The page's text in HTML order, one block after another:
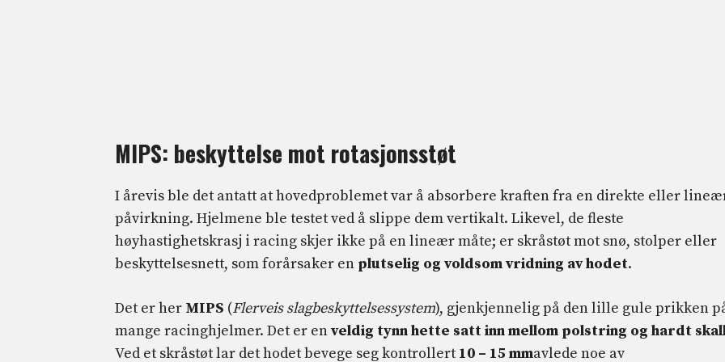
MIPS: beskyttelse mot rotasjonsstøt
I årevis ble det antatt at hovedproblemet var å absorbere kraften fra en direkte eller
påvirkning. Hjelmene ble testet ved å slippe dem vertikalt. Likevel, de fleste
høyhastighetskrasj i racing skjer ikke på en lineær måte; er skråstøt mot snø, stolper eller
beskyttelsesnett, som forårsaker en plutselig og voldsom vridning av hodet.
Det er her MIPS (Flerveis slagbeskyttelsessystem), gjenkjennelig på den lille gule prikken
mange racinghjelmer. Det er enveldig tynn hette satt inn mellom polstring og hardt
Ved et skråstøt lar det hodet bevege seg kontrollert 10 – 15 mmavlede noe av